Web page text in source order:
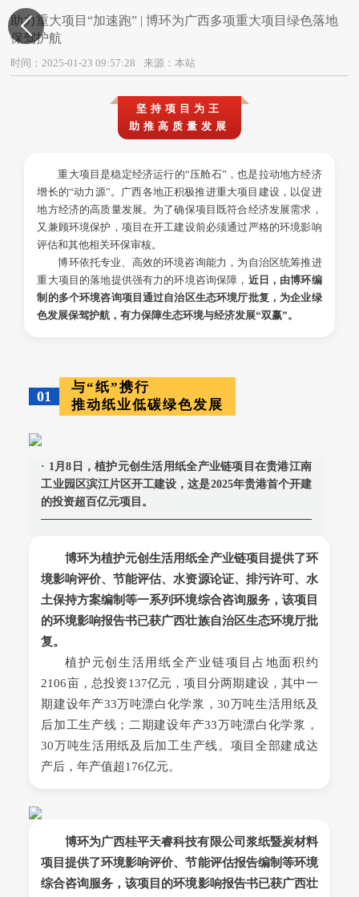

助力重大项目“加速跑” | 博环为广西多项重大项目绿色落地
保驾护航
时间：2025-01-23 09:57:28 来源：本站
坚持项目为王
助推高质量发展
重大项目是稳定经济运行的“压舱石”，也是拉动地方经济
增长的“动力源”。广西各地正积极推进重大项目建设，以促进
地方经济的高质量发展。为了确保项目既符合经济发展需求，
又兼顾环境保护，项目在开工建设前必须通过严格的环境影响
评估和其他相关环保审核。
博环依托专业、高效的环境咨询能力，为自治区统筹推进
重大项目的落地提供强有力的环境咨询保障， 近日，由博环编
制的多个环境咨询项目通过自治区生态环境厅批复，为企业绿
色发展保驾护航，有力保障生态环境与经济发展“双赢”。
01
与“纸”携行
推动纸业低碳绿色发展
· 1月8日，植护元创生活用纸全产业链项目在贵港江南
工业园区滨江片区开工建设，这是2025年贵港首个开建
的投资超百亿元项目。
博环为植护元创生活用纸全产业链项目提供了环
境影响评价、节能评估、水资源论证、排污许可、水
土保持方案编制等一系列环境综合咨询服务，该项目
的环境影响报告书已获广西壮族自治区生态环境厅批
复。
植护元创生活用纸全产业链项目占地面积约
2106亩，总投资137亿元，项目分两期建设，其中一
期建设年产33万吨漂白化学浆，30万吨生活用纸及
后加工生产线；二期建设年产33万吨漂白化学浆，
30万吨生活用纸及后加工生产线。项目全部建成达
产后，年产值超176亿元。
博环为广西桂平天睿科技有限公司浆纸暨炭材料
项目提供了环境影响评价、节能评估报告编制等环境
综合咨询服务，该项目的环境影响报告书已获广西壮